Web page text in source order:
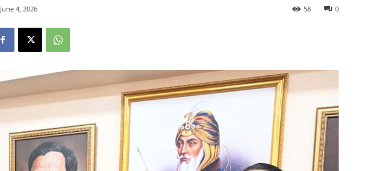
June 4, 2026 0
58